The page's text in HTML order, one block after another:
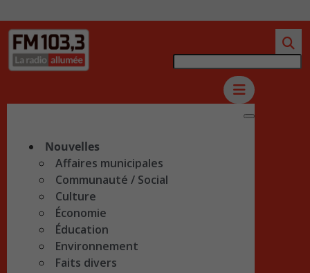
Nouvelles
Affaires municipales
Communauté / Social
Culture
Économie
Éducation
Environnement
Faits divers